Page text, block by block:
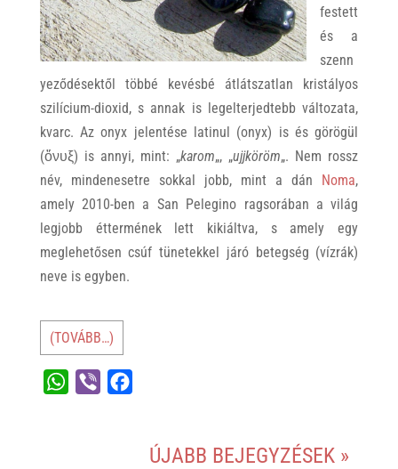
festett
és a
szenn
yeződésektől többé kevésbé átlátszatlan kristályos
szilícium-dioxid, s annak is legelterjedtebb változata,
kvarc. Az onyx jelentése latinul (onyx) is és görögül
(ὄνυξ) is annyi, mint: „karom„, „ujjköröm„. Nem rossz
név, mindenesetre sokkal jobb, mint a dán Noma,
amely 2010-ben a San Pelegino ragsorában a világ
legjobb éttermének lett kikiáltva, s amely egy
meglehetősen csúf tünetekkel járó betegség (vízrák)
neve is egyben.
(TOVÁBB…)
ÚJABB BEJEGYZÉSEK »